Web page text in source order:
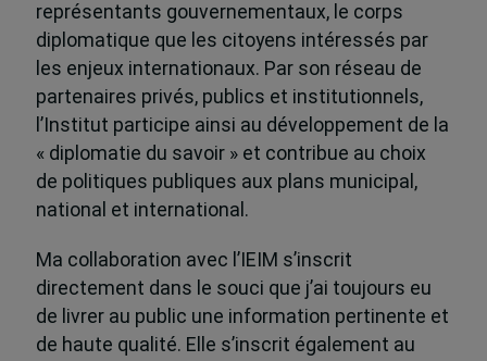
représentants gouvernementaux, le corps
diplomatique que les citoyens intéressés par
les enjeux internationaux. Par son réseau de
partenaires privés, publics et institutionnels,
l’Institut participe ainsi au développement de la
« diplomatie du savoir » et contribue au choix
de politiques publiques aux plans municipal,
national et international.
Ma collaboration avec l’IEIM s’inscrit
directement dans le souci que j’ai toujours eu
de livrer au public une information pertinente et
de haute qualité. Elle s’inscrit également au